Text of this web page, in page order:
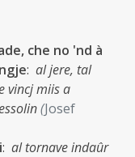
che no 'nd à
: al jere, tal
vincj miis a
(Josef
: al tornave indaûr